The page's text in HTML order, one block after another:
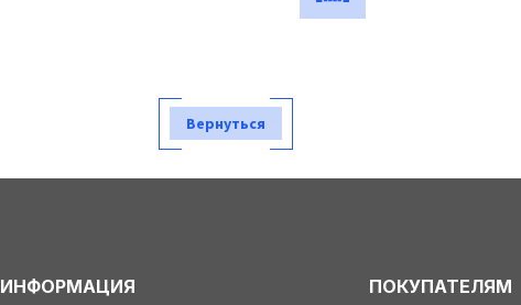
Вернуться
ИНФОРМАЦИЯ ПОКУПАТЕЛЯМ